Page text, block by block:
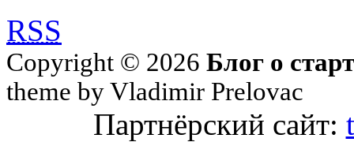
RSS
Copyright © 2026 Блог о
theme by Vladimir Prelovac
Партнёрский сайт: